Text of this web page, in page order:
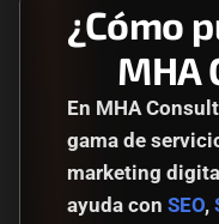
¿Cómo
MHA
En MHA
gama de
marketing
ayuda con SEO,